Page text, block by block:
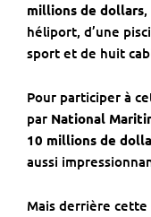
millions de dollars
héliport, d’une
sport et de huit
Pour participer à
par National
10 millions de
aussi
Mais derrière cette